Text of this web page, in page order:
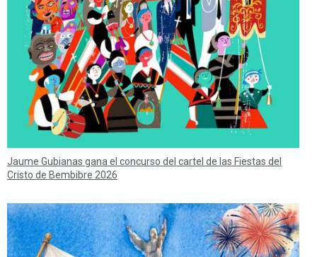
Jaume Gubianas gana el concurso del cartel de las Fiestas del
Cristo de Bembibre 2026